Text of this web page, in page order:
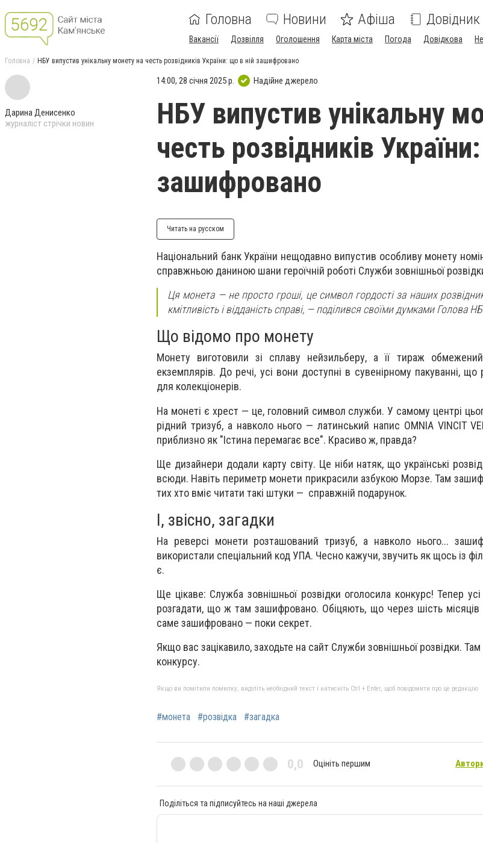
Головна Новини Афіша Довідник
Вакансії Дозвілля Оголошення Карта міста Погода Довідкова
Головна НБУ випустив унікальну монету на честь розвідників України: що в ній зашифровано
Дарина Денисенко
журналіст стрічки новин
14:00, 28 січня 2025 р. Надійне джерело
НБУ випустив унікальну
честь розвідників
зашифровано
Читать на русском
Національний банк України нещодавно випустив особливу монету
справжньою даниною шани героїчній роботі Служби зовнішньої
Ця монета — не просто гроші, це символ гордості за наших
кмітливість і відданість справі, — поділився своїми думками Голова
Що відомо про монету
Монету виготовили зі сплаву нейзильберу, а її тираж
екземплярів. До речі, усі вони доступні в сувенірному пакуванні,
для колекціонерів.
На монеті є хрест — це, головний символ служби. У самому центрі
рідний тризуб, а навколо нього — латинський напис OMNIA VINCIT
приблизно як "Істина перемагає все". Красиво ж, правда?
Ще дизайнери додали карту світу. Це ніби натяк, що українські
всюди. Навіть периметр монети прикрасили азбукою Морзе. Там
тих хто вміє читати такі штуки — справжній подарунок.
І, звісно, загадки
На реверсі монети розташований тризуб, а навколо нього...
використали спеціальний код УПА. Чесно кажучи, звучить як щось із
є.
Ще цікаве: Служба зовнішньої розвідки оголосила конкурс! Тепер
розгадати, що ж там зашифровано. Обіцяють, що через шість місяців
саме зашифровано — поки секрет.
Якщо вас зацікавило, заходьте на сайт Служби зовнішньої розвідки.
конкурсу.
Якщо ви помітили помилку, виділіть необхідний текст і натисніть Ctrl + Enter, щоб повідомити про це редакцію
#монета #розвідка #загадка
0,0 Оцініть першим
Поділіться та підписуйтесь на наші джерела